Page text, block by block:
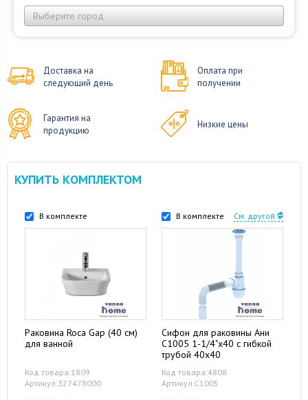
Выберите город
Доставка на
следующий день
Оплата при
получении
Гарантия на
продукцию
Низкие цены
КУПИТЬ КОМПЛЕКТОМ
В комплекте
Раковина Roca Gap (40 см)
для ванной
Код товара:1809
Артикул:327478000
В комплекте См. другой
Сифон для раковины Ани
С1005 1-1/4"x40 с гибкой
трубой 40x40
Код товара:4808
Артикул:С1005